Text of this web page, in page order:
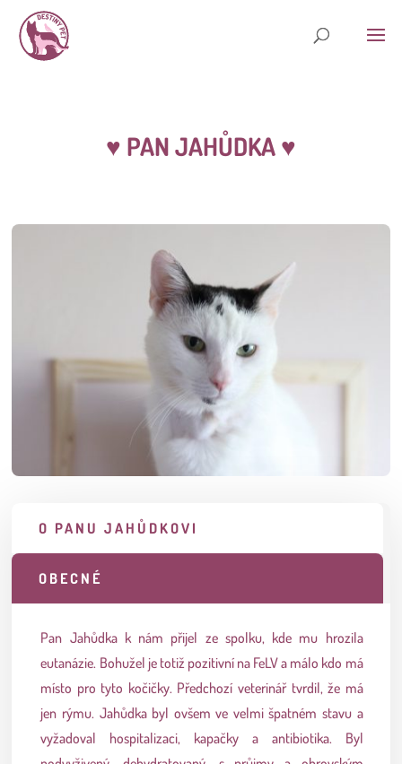
♥ PAN JAHŮDKA♥
O PANU JAHŮDKOVI
OBECNÉ
Pan Jahůdka k nám přijel ze spolku, kde mu hrozila
eutanázie. Bohužel je totiž pozitivní na FeLV a málo kdo má
místo pro tyto kočičky. Předchozí veterinář tvrdil, že má
jen rýmu. Jahůdka byl ovšem ve velmi špatném stavu a
vyžadoval hospitalizaci, kapačky a antibiotika. Byl